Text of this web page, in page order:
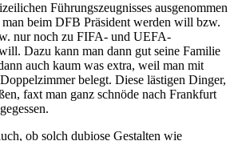
Führungszeugnisses ausgenommen
beim DFB Präsident werden will bzw.
nur noch zu FIFA- und UEFA-
Dazu kann man dann gut seine Familie
auch kaum was extra, weil man mit
belegt. Diese lästigen Dinger,
faxt man ganz schnöde nach Frankfurt
ob solch dubiose Gestalten wie